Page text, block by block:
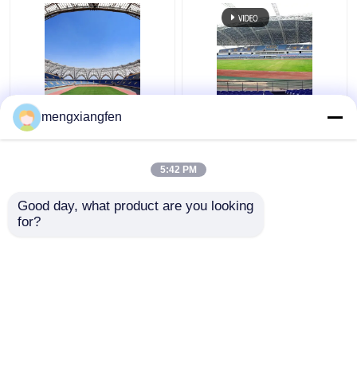
Q235 Gebogen van het
het Metaaldak van het
Bundels van het het
Metaaldak Zilver
mengxiangfen
5:42 PM
Good day, what product are you looking
for?